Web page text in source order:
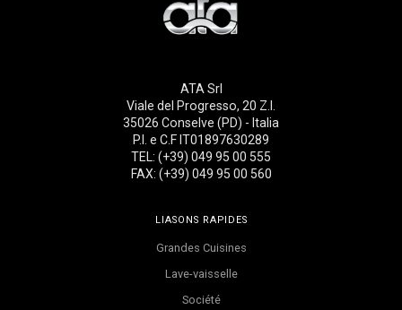
ATA Srl
Viale del Progresso, 20 Z.I.
35026 Conselve (PD) - Italia
P.I. e C.F IT01897630289
TEL: (+39) 049 95 00 555
FAX: (+39) 049 95 00 560
LIASONS RAPIDES
Grandes Cuisines
Lave-vaisselle
Société